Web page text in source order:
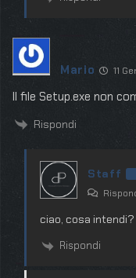
Mario 11
Il file Setup.exe non
Rispondi
Staff
ciao, cosa intendi?
Rispondi